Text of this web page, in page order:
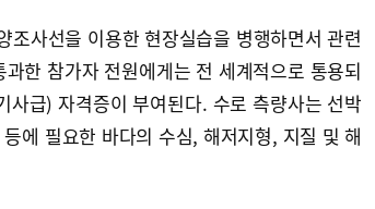
조사선을 이용한 현장실습을 병행하면서 관련
한 참가자 전원에게는 전 세계적으로 통용되
급) 자격증이 부여된다. 수로 측량사는 선박
에 필요한 바다의 수심, 해저지형, 지질 및 해